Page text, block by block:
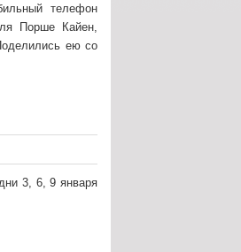
телефон
Порше Кайен,
ею со
3, 6, 9 января